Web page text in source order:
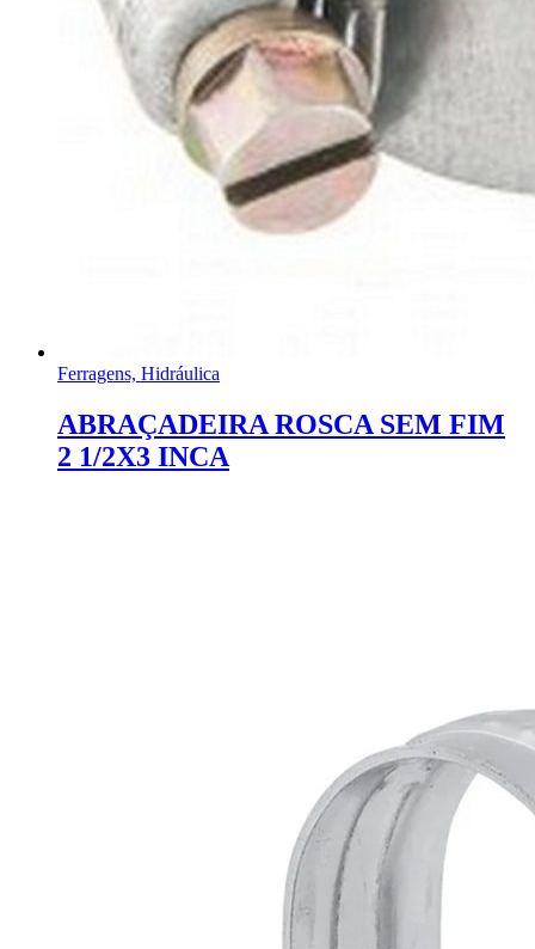
Ferragens, Hidráulica
ABRAÇADEIRA ROSCA SEM FIM
2 1/2X3 INCA